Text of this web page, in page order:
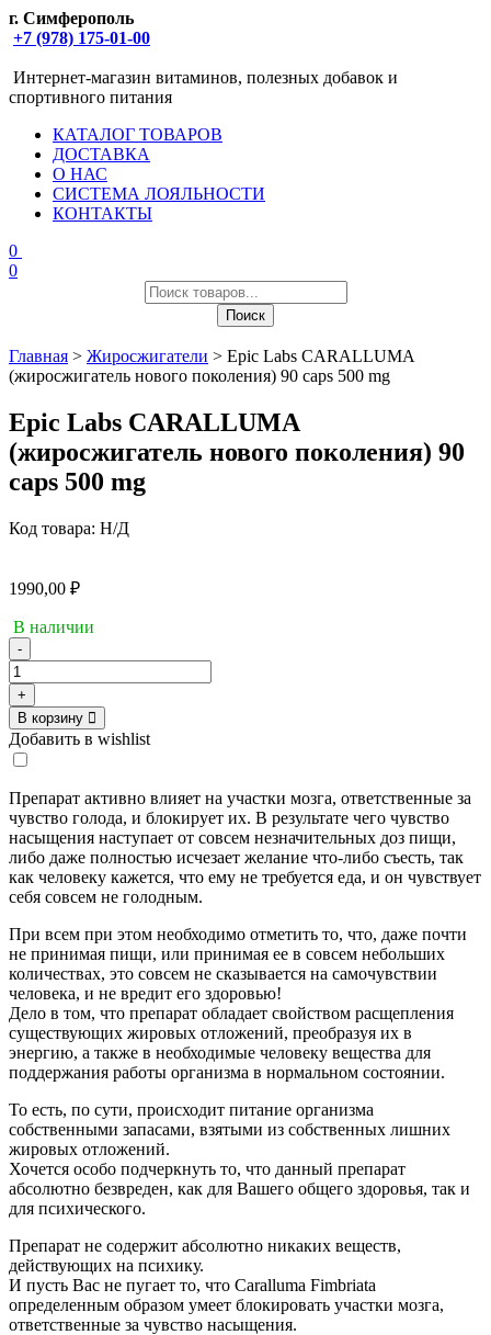
г. Симферополь
+7 (978) 175-01-00
Интернет-магазин витаминов, полезных добавок и
спортивного питания
КАТАЛОГ ТОВАРОВ
ДОСТАВКА
О НАС
СИСТЕМА ЛОЯЛЬНОСТИ
КОНТАКТЫ
0
0
Поиск
товаров
Поиск
Главная > Жиросжигатели > Epic Labs CARALLUMA
(жиросжигатель нового поколения) 90 caps 500 mg
Epic Labs CARALLUMA
(жиросжигатель нового поколения) 90
caps 500 mg
Код товара: Н/Д
1990,00 ₽
В наличии
-
Количество
товара
Epic
Labs
CARALLUMA
(жиросжигатель
поколения)
90
caps
500
mg
+
В корзину
Добавить в wishlist
Препарат активно влияет на участки мозга, ответственные за
чувство голода, и блокирует их. В результате чего чувство
насыщения наступает от совсем незначительных доз пищи,
либо даже полностью исчезает желание что-либо съесть, так
как человеку кажется, что ему не требуется еда, и он чувствует
себя совсем не голодным.
При всем при этом необходимо отметить то, что, даже почти
не принимая пищи, или принимая ее в совсем небольших
количествах, это совсем не сказывается на самочувствии
человека, и не вредит его здоровью!
Дело в том, что препарат обладает свойством расщепления
существующих жировых отложений, преобразуя их в
энергию, а также в необходимые человеку вещества для
поддержания работы организма в нормальном состоянии.
То есть, по сути, происходит питание организма
собственными запасами, взятыми из собственных лишних
жировых отложений.
Хочется особо подчеркнуть то, что данный препарат
абсолютно безвреден, как для Вашего общего здоровья, так и
для психического.
Препарат не содержит абсолютно никаких веществ,
действующих на психику.
И пусть Вас не пугает то, что Caralluma Fimbriata
определенным образом умеет блокировать участки мозга,
ответственные за чувство насыщения.